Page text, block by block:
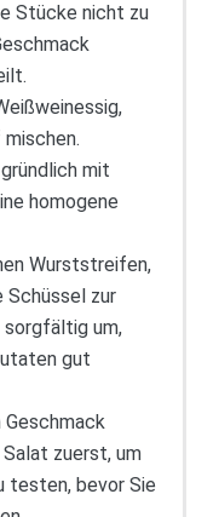
Stücke nicht zu
mit
homogene
Wurststreifen,
Schüssel zur
sorgfältig um,
gut
zuerst, um
testen, bevor Sie